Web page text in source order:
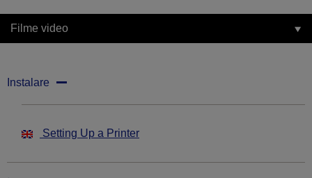
Filme video
Instalare
Setting Up a Printer